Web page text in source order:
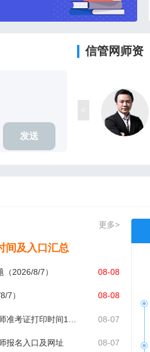
信管网师资
发送
<
更多>
间及入口汇总
2026/8/7） 08-08
7） 08-08
08-07
报名入口及网址 08-07